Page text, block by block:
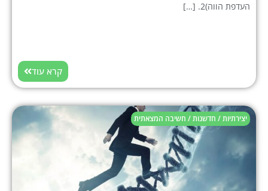
העדפת הווה)2. […]
קרא עוד
יצירתיות / חדשנות / חשיבה המצאתית